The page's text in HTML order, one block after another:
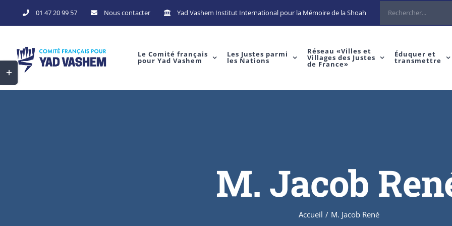
to
01 47 20 99 57 Nous contacter Yad Vashem Institut International pour la Mémoire de la Shoah Rechercher
Le Comité français
pour Yad Vashem
Les Justes parmi
les Nations
Réseau «Villes et
Villages des Justes
de France»
Éduquer et
transmettre
M. Jacob
Accueil / M. Jacob René
Toggle
Sliding